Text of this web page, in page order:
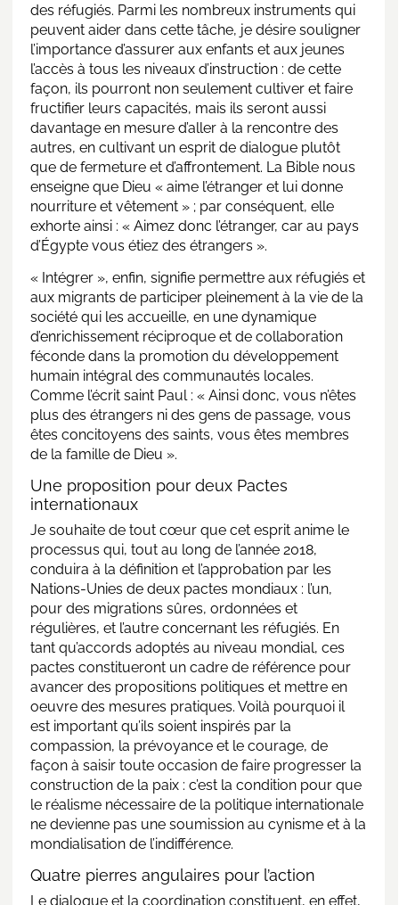
des réfugiés. Parmi les nombreux instruments qui
peuvent aider dans cette tâche, je désire souligner
l’importance d’assurer aux enfants et aux jeunes
l’accès à tous les niveaux d’instruction : de cette
façon, ils pourront non seulement cultiver et faire
fructifier leurs capacités, mais ils seront aussi
davantage en mesure d’aller à la rencontre des
autres, en cultivant un esprit de dialogue plutôt
que de fermeture et d’affrontement. La Bible nous
enseigne que Dieu « aime l’étranger et lui donne
nourriture et vêtement » ; par conséquent, elle
exhorte ainsi : « Aimez donc l’étranger, car au pays
d’Égypte vous étiez des étrangers ».
« Intégrer », enfin, signifie permettre aux réfugiés et
aux migrants de participer pleinement à la vie de la
société qui les accueille, en une dynamique
d’enrichissement réciproque et de collaboration
féconde dans la promotion du développement
humain intégral des communautés locales.
Comme l’écrit saint Paul : « Ainsi donc, vous n’êtes
plus des étrangers ni des gens de passage, vous
êtes concitoyens des saints, vous êtes membres
de la famille de Dieu ».
Une proposition pour deux Pactes
internationaux
Je souhaite de tout cœur que cet esprit anime le
processus qui, tout au long de l’année 2018,
conduira à la définition et l’approbation par les
Nations-Unies de deux pactes mondiaux : l’un,
pour des migrations sûres, ordonnées et
régulières, et l’autre concernant les réfugiés. En
tant qu’accords adoptés au niveau mondial, ces
pactes constitueront un cadre de référence pour
avancer des propositions politiques et mettre en
oeuvre des mesures pratiques. Voilà pourquoi il
est important qu’ils soient inspirés par la
compassion, la prévoyance et le courage, de
façon à saisir toute occasion de faire progresser la
construction de la paix : c’est la condition pour que
le réalisme nécessaire de la politique internationale
ne devienne pas une soumission au cynisme et à la
mondialisation de l’indifférence.
Quatre pierres angulaires pour l’action
Le dialogue et la coordination constituent, en effet,